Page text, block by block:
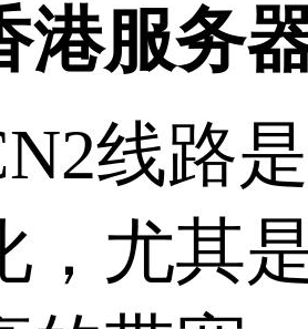
港服务
路是
，尤其